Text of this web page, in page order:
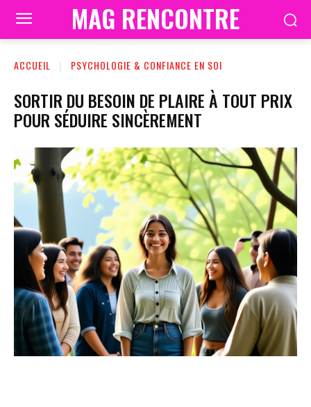
MAG RENCONTRE
ACCUEIL PSYCHOLOGIE & CONFIANCE EN SOI
SORTIR DU BESOIN DE PLAIRE À TOUT PRIX
POUR SÉDUIRE SINCÈREMENT